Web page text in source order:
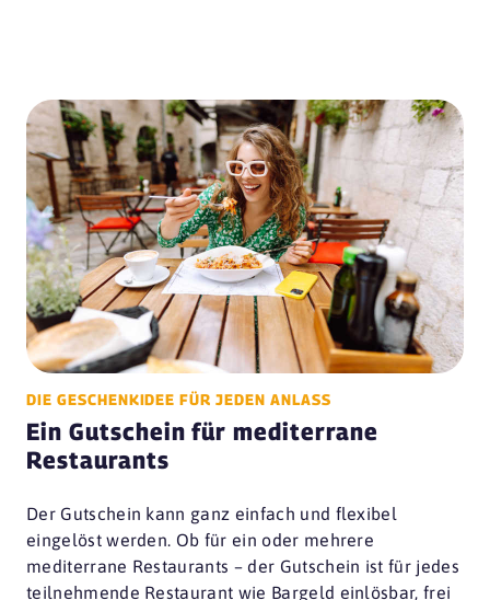
DIE GESCHENKIDEE FÜR JEDEN ANLASS
Ein Gutschein für mediterrane
Restaurants
Der Gutschein kann ganz einfach und flexibel
eingelöst werden. Ob für ein oder mehrere
mediterrane Restaurants – der Gutschein ist für jedes
teilnehmende Restaurant wie Bargeld einlösbar, frei